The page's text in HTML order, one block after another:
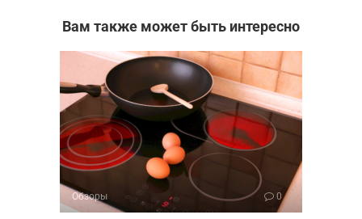
Вам также может быть интересно
Обзоры 0